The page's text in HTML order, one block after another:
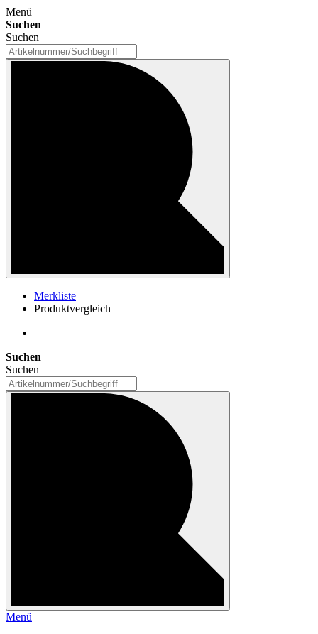
Menü
Suchen
Suchen
Merkliste
Produktvergleich
Suchen
Suchen
Menü